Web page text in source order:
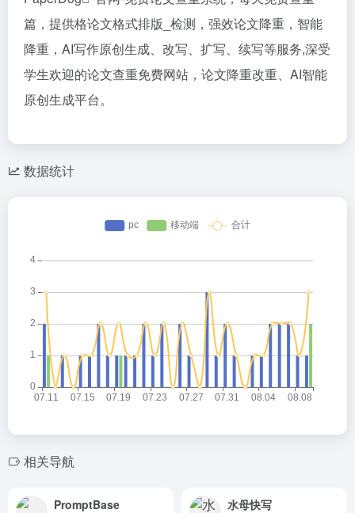
篇，提供格论文格式排版_检测，强效论文降重，智能
降重，AI写作原创生成、改写、扩写、续写等服务,深受
学生欢迎的论文查重免费网站，论文降重改重、AI智能
原创生成平台。
数据统计
相关导航
PromptBase 水母快写